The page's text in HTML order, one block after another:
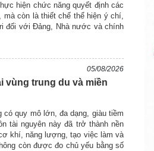
hiện chức năng quyết định các
mà còn là thiết chế thể hiện ý chí,
đối với Đảng, Nhà nước và chính
05/08/2026
vùng trung du và miền
quy mô lớn, đa dạng, giàu tiềm
tài nguyên này đã trở thành nền
khí, năng lượng, tạo việc làm và
còn được đo chủ yếu bằng số